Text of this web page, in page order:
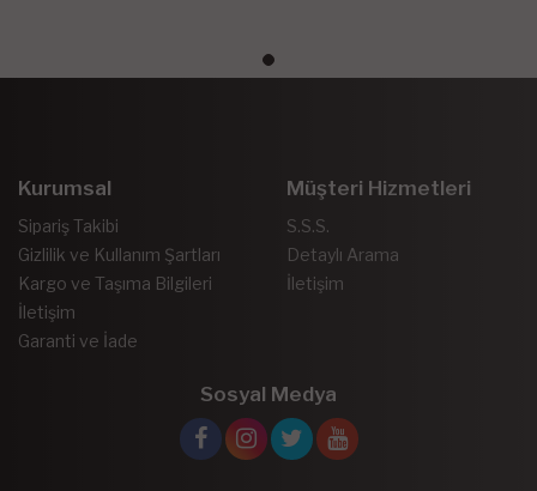
Kurumsal
Sipariş Takibi
Gizlilik ve Kullanım Şartları
Kargo ve Taşıma Bilgileri
İletişim
Garanti ve İade
Müşteri Hizmetleri
S.S.S.
Detaylı Arama
İletişim
Sosyal Medya